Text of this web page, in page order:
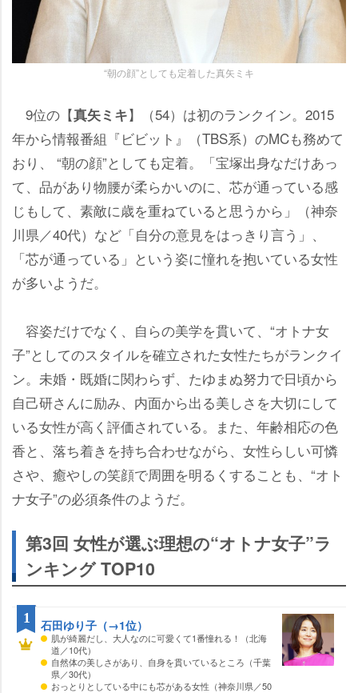
“朝の顔”としても定着した真矢ミキ
9位の【真矢ミキ】（54）は初のランクイン。2015
年から情報番組『ビビット』（TBS系）のMCも務めて
おり、 “朝の顔”としても定着。「宝塚出身なだけあっ
て、品があり物腰が柔らかいのに、芯が通っている感
じもして、素敵に歳を重ねていると思うから」（神奈
川県／40代）など「自分の意見をはっきり言う」、
「芯が通っている」という姿に憧れを抱いている女性
が多いようだ。
容姿だけでなく、自らの美学を貫いて、“オトナ女
子”としてのスタイルを確立された女性たちがランクイ
ン。未婚・既婚に関わらず、たゆまぬ努力で日頃から
自己研さんに励み、内面から出る美しさを大切にして
いる女性が高く評価されている。また、年齢相応の色
香と、落ち着きを持ち合わせながら、女性らしい可憐
さや、癒やしの笑顔で周囲を明るくすることも、“オト
ナ女子”の必須条件のようだ。
第3回 女性が選ぶ理想の“オトナ女子”ラ
ンキング TOP10
石田ゆり子（→1位）
肌が綺麗だし、大人なのに可愛くて1番憧れる！（北海
道／10代）
自然体の美しさがあり、自身を貫いているところ（千葉
県／30代）
おっとりとしている中にも芯がある女性（神奈川県／50
1